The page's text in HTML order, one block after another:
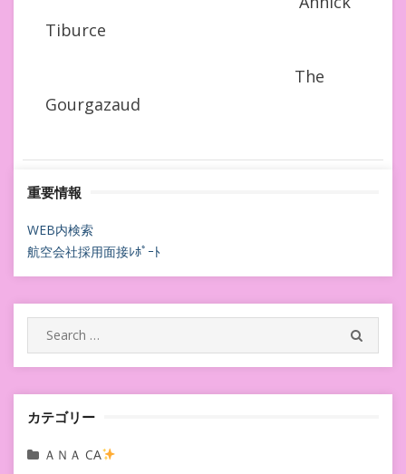
Tiburce
The
Gourgazaud
重要情報
WEB内検索
航空会社採用面接ﾚﾎﾟｰﾄ
Search
for:
カテゴリー
ＡＮＡ CA